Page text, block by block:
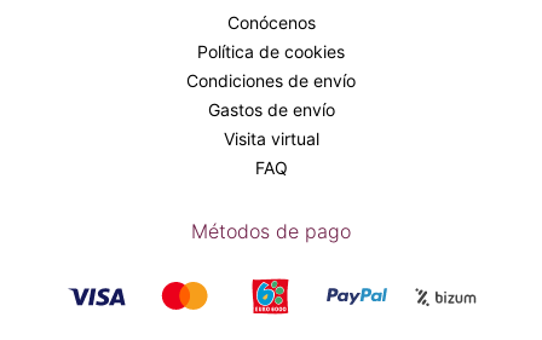
Conócenos
Política de cookies
Condiciones de envío
Gastos de envío
Visita virtual
FAQ
Métodos de pago